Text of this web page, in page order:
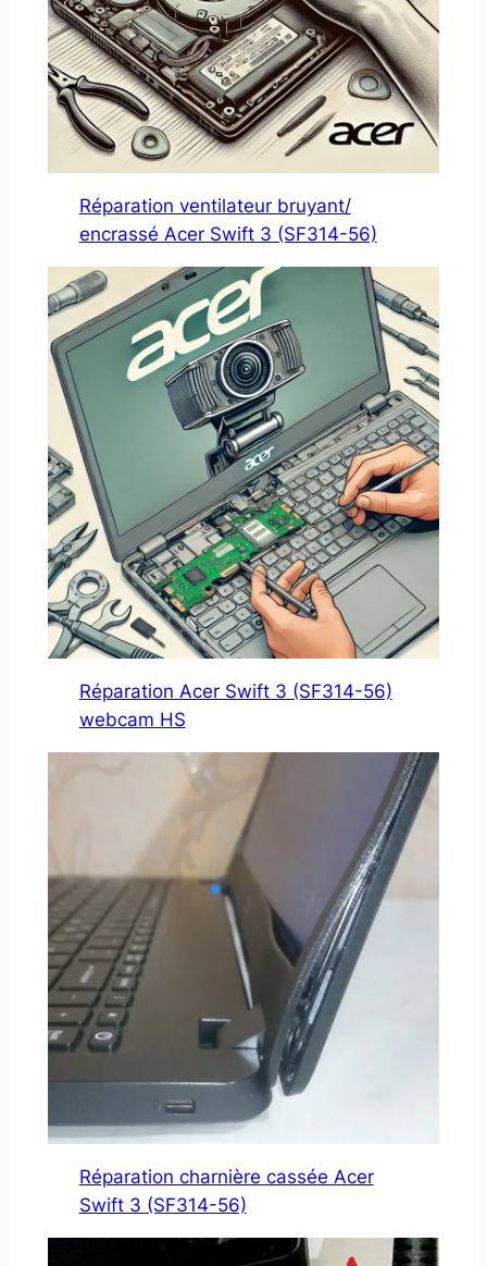
Réparation ventilateur bruyant/
encrassé Acer Swift 3 (SF314-56)
Réparation Acer Swift 3 (SF314-56)
webcam HS
Réparation charnière cassée Acer
Swift 3 (SF314-56)